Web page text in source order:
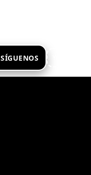
SÍGUENOS